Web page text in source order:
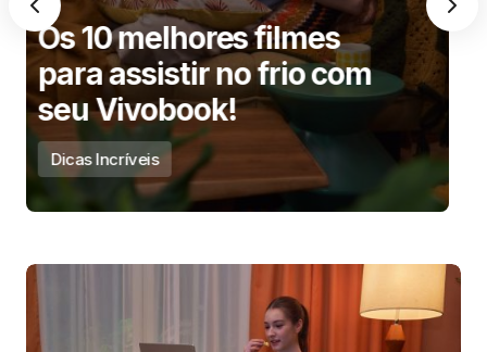
O que a IA pode fazer: 5
coisas incríveis para você
testar!
Dicas Incríveis